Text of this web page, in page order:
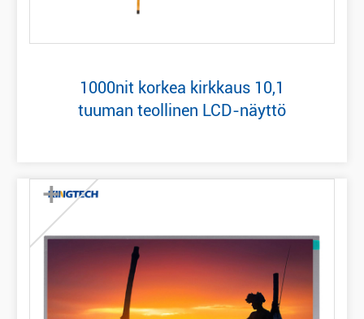
1000nit korkea kirkkaus 10,1
tuuman teollinen LCD-näyttö
+